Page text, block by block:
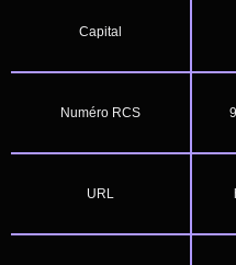
Capital
Numéro RCS
URL